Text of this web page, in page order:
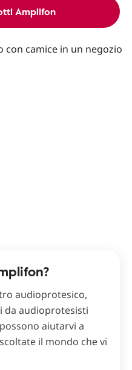
Amplifon
audioprotesico,
da audioprotesisti
aiutarvi a
il mondo che vi